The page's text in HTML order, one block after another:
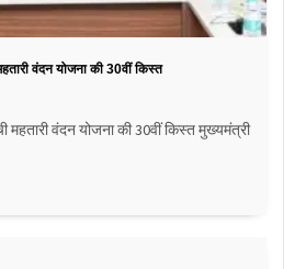
वंदन योजना की 30वीं किस्त
महतारी वंदन योजना की 30वीं किस्त मुख्यमंत्री